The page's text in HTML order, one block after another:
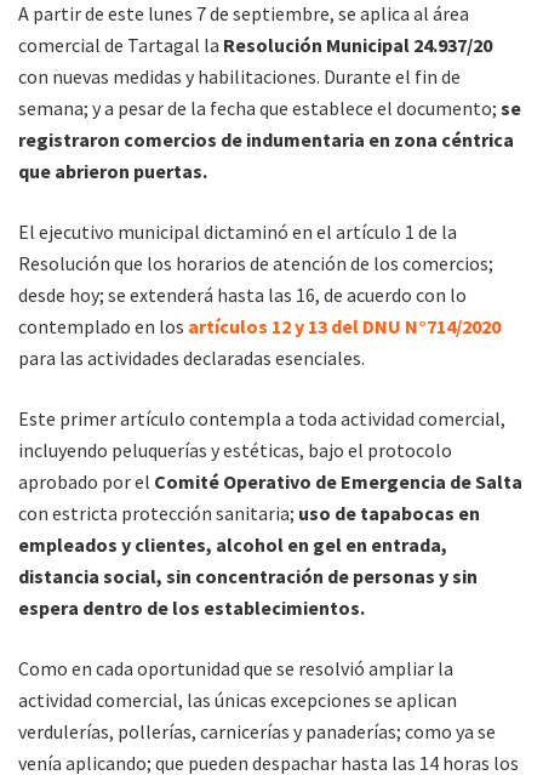
A partir de este lunes 7 de septiembre, se aplica al área
comercial de Tartagal la Resolución Municipal 24.937/20
con nuevas medidas y habilitaciones. Durante el fin de
semana; y a pesar de la fecha que establece el documento; se
registraron comercios de indumentaria en zona céntrica
que abrieron puertas.
El ejecutivo municipal dictaminó en el artículo 1 de la
Resolución que los horarios de atención de los comercios;
desde hoy; se extenderá hasta las 16, de acuerdo con lo
contemplado en los artículos 12 y 13 del DNU N°714/2020
para las actividades declaradas esenciales.
Este primer artículo contempla a toda actividad comercial,
incluyendo peluquerías y estéticas, bajo el protocolo
aprobado por el Comité Operativo de Emergencia de Salta
con estricta protección sanitaria; uso de tapabocas en
empleados y clientes, alcohol en gel en entrada,
distancia social, sin concentración de personas y sin
espera dentro de los establecimientos.
Como en cada oportunidad que se resolvió ampliar la
actividad comercial, las únicas excepciones se aplican
verdulerías, pollerías, carnicerías y panaderías; como ya se
venía aplicando; que pueden despachar hasta las 14 horas los